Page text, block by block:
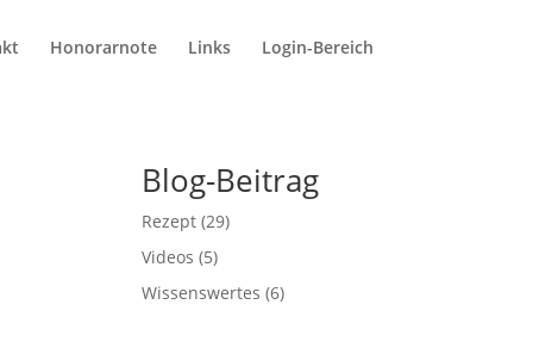
Honorarnote Links Login-Bereich
Blog-Beitrag
Rezept (29)
Videos (5)
Wissenswertes (6)